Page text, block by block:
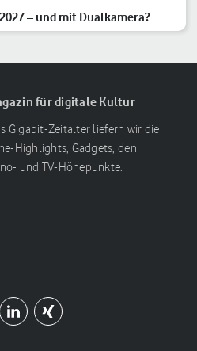
– und mit Dualkamera?
für digitale Kultur
Gigabit-Zeitalter liefern wir die
Highlights, Gadgets, den
und TV-Höhepunkte.